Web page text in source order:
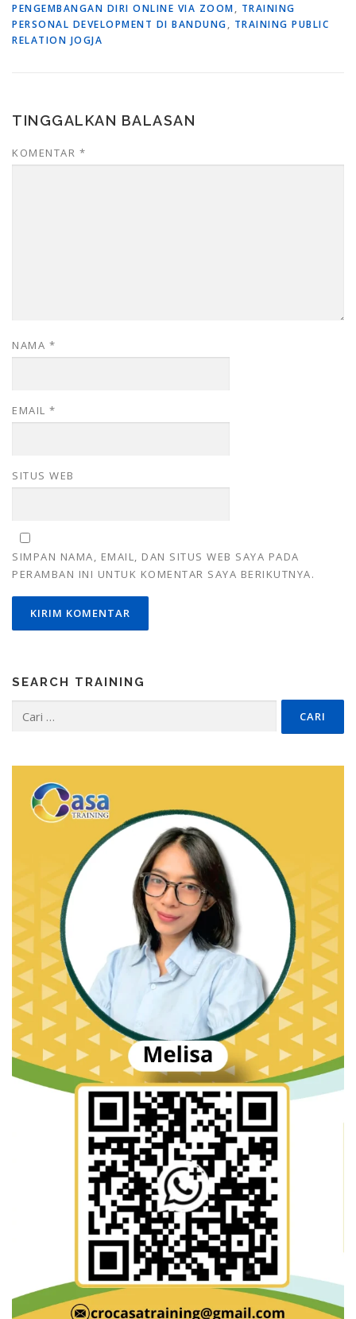
PENGEMBANGAN DIRI ONLINE VIA ZOOM, TRAINING
PERSONAL DEVELOPMENT DI BANDUNG, TRAINING PUBLIC
RELATION JOGJA
TINGGALKAN BALASAN
KOMENTAR *
NAMA *
EMAIL *
SITUS WEB
SIMPAN NAMA, EMAIL, DAN SITUS WEB SAYA PADA
PERAMBAN INI UNTUK KOMENTAR SAYA BERIKUTNYA.
SEARCH TRAINING
untuk: